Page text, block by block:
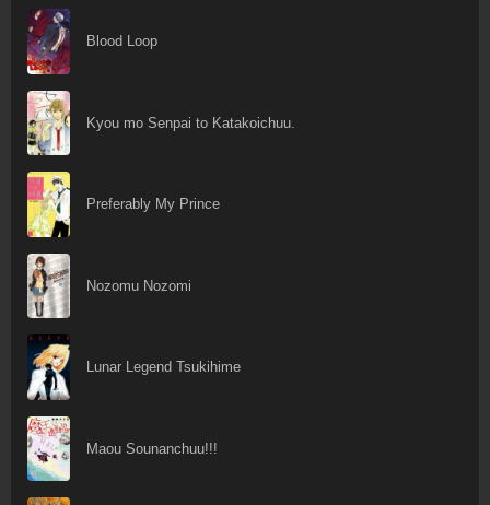
Blood Loop
Kyou mo Senpai to Katakoichuu.
Preferably My Prince
Nozomu Nozomi
Lunar Legend Tsukihime
Maou Sounanchuu!!!